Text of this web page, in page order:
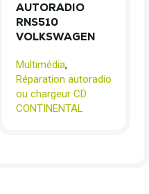
AUTORADIO
RNS510
VOLKSWAGEN
Multimédia,
Réparation autoradio
ou chargeur CD
CONTINENTAL